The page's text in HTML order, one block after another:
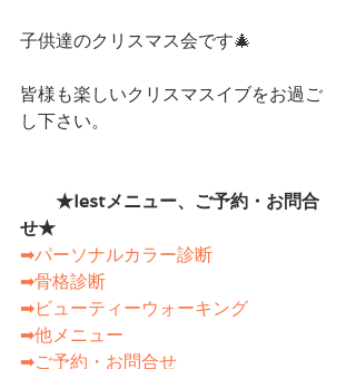
子供達のクリスマス会です🎄
皆様も楽しいクリスマスイブをお過ご
し下さい。
★Iestメニュー、ご予約・お問合
せ★
➡パーソナルカラー診断
➡骨格診断
➡ビューティーウォーキング
➡他メニュー
➡ご予約・お問合せ